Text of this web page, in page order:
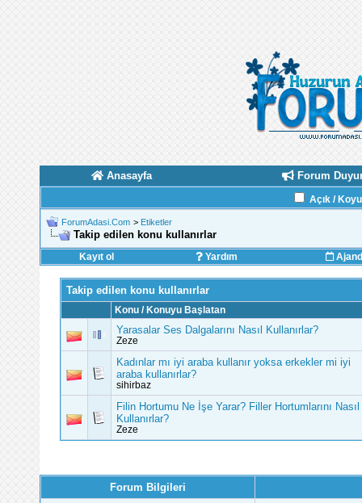
Anasayfa Forum
Açık /
ForumAdasi.Com > Etiketler
Takip edilen konu kullanırlar
Kayıt ol Yardım
Takip edilen konu kullanırlar
Konu / Konuyu Başlatan
Yarasalar Ses Dalgalarını Nasıl Kullanırlar?
Zeze
Kadınlar mı iyi araba kullanır yoksa erkekler mi iyi
araba kullanırlar?
sihirbaz
Filin Hortumu Ne İşe Yarar? Filler Hortumlarını Nasıl
Kullanırlar?
Zeze
Forum Bilgileri